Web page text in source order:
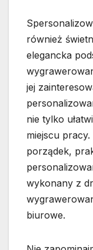
również
elegancka
jej
nie tylko
miejscu
porządek,
wykonany z
biurowe.